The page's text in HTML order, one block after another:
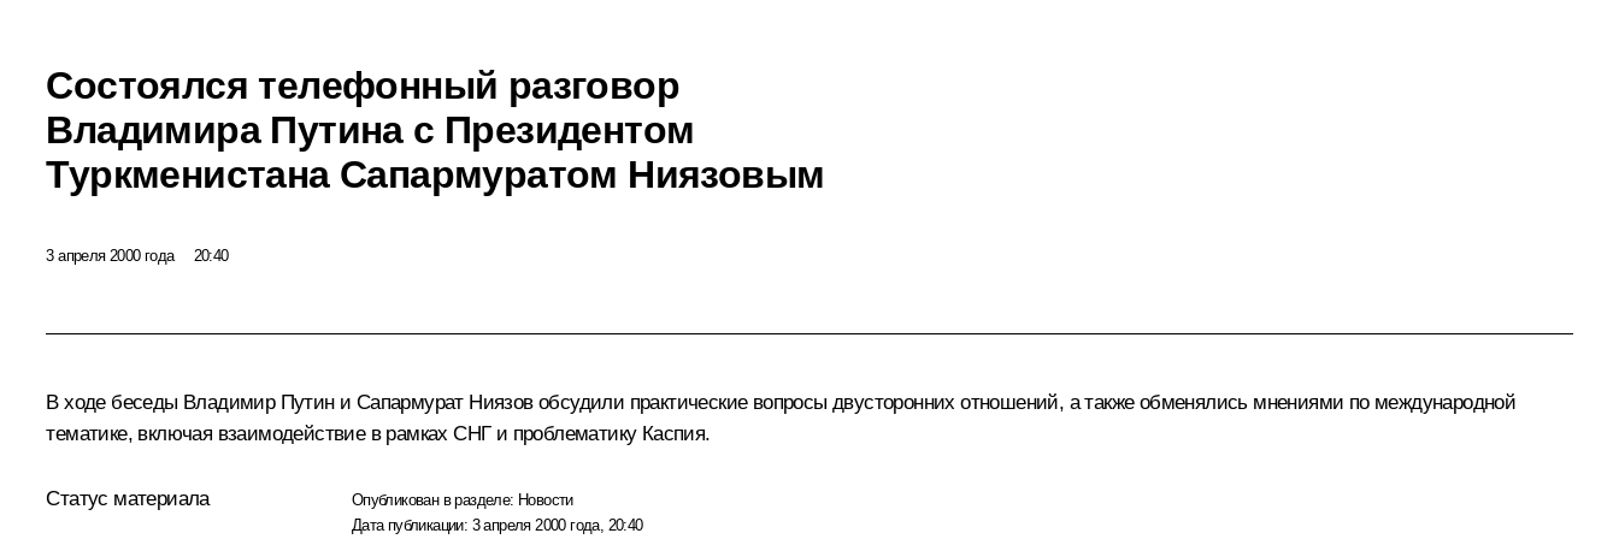
Состоялся телефонный разговор
Владимира Путина с Президентом
Туркменистана Сапармуратом Ниязовым
3 апреля 2000 года 20:40
В ходе беседы Владимир Путин и Сапармурат Ниязов обсудили практические вопросы двусторонних отношений, а также обменялись мнениями по международной
тематике, включая взаимодействие в рамках СНГ и проблематику Каспия.
Статус материала Опубликован в разделе: Новости
Дата публикации: 3 апреля 2000 года, 20:40